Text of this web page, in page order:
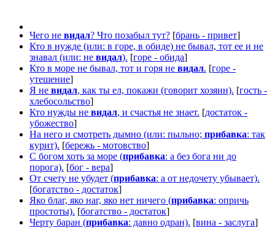
Чего не видал? Что позабыл тут? [брань - привет]
Кто в нужде (или: в горе, в обиде) не бывал, тот ее и не
знавал (или: не видал). [горе - обида]
Кто в море не бывал, тот и горя не видал. [горе -
утешение]
Я не видал, как ты ел, покажи (говорит хозяин). [гость -
хлебосольство]
Кто нужды не видал, и счастья не знает. [достаток -
убожество]
На него и смотреть дымно (или: пыльно; прибавка: так
курит). [бережь - мотовство]
С богом хоть за море (прибавка: а без бога ни до
порога). [бог - вера]
От счету не убудет (прибавка: а от недочету убывает).
[богатство - достаток]
Яко благ, яко наг, яко нет ничего (прибавка: опричь
простоты). [богатство - достаток]
Черту баран (прибавка: давно одран). [вина - заслуга]